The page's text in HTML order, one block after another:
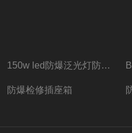
150w led防爆泛光灯防水防尘防爆三防灯
防爆检修插座箱